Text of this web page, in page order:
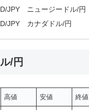
JPY ニュージードル/円
JPY カナダドル/円
/円
高値 安値 終値